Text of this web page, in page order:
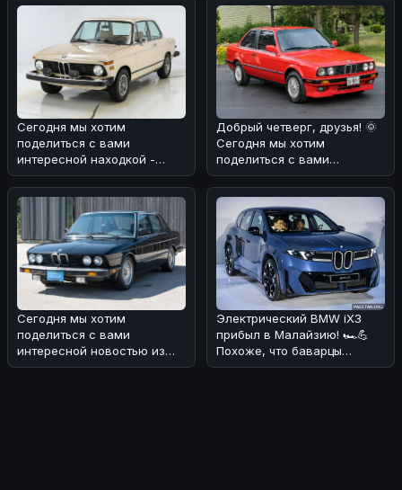
американского а
Сегодня мы хотим
поделиться с вами
интересной находкой -
BMW 2002 1974 года
выпуска! 🏎 Этот автомоб
Добрый четверг, друзья! 🌞
Сегодня мы хотим
поделиться с вами
интересной историей о
редком экземпляр
Сегодня мы хотим
поделиться с вами
интересной новостью из
мира BMW! 🏎На аукционе
Электрический BMW iX3
прибыл в Малайзию! 🏎💪
Похоже, что баварцы
наконец-то добрались до